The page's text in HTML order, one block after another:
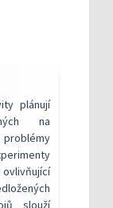
Publikace s
Příklady
plánují
na
problémy
slouží